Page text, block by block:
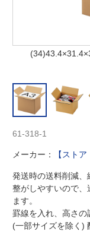
61-318-1
メーカー： 【スト
発送時の送料削減
整がしやすいので、
ます。
罫線を入れ、高さの
(一部サイズを除く)